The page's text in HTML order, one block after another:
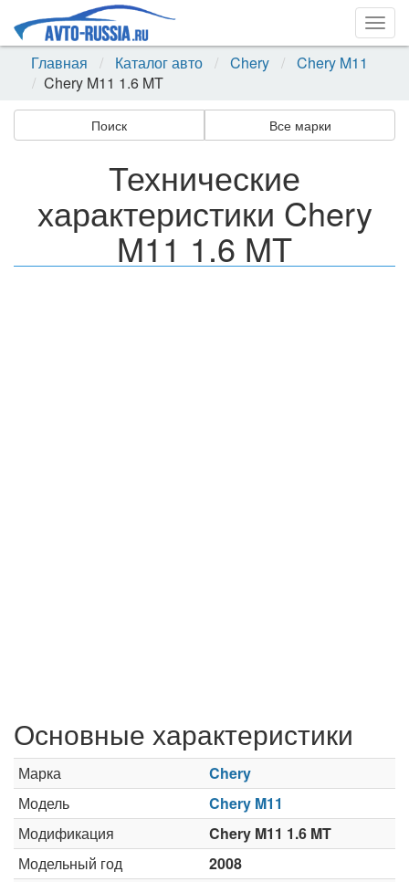
Главная
Каталог авто Chery
Chery M11
Chery M11 1.6 MT
Поиск Все марки
Технические
характеристики Chery
M11 1.6 MT
Основные характеристики
Марка
Chery
Модель
Chery M11
Модификация
Chery M11 1.6 MT
Модельный год
2008